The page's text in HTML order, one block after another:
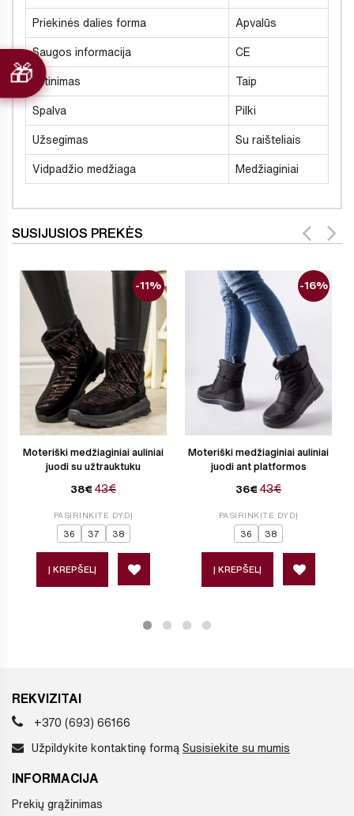
Priekinės dalies forma Apvalūs
Saugos informacija CE
Šiltinimas Taip
Spalva Pilki
Užsegimas Su raišteliais
Vidpadžio medžiaga Medžiaginiai
SUSIJUSIOS PREKĖS
Moteriški medžiaginiai auliniai
juodi su užtrauktuku
38€ 43€
-11%
PASIRINKITE DYDĮ
36 37 38
Į KREPŠELĮ
Moteriški medžiaginiai auliniai
juodi ant platformos
36€ 43€
-16%
PASIRINKITE DYDĮ
36 38
Į KREPŠELĮ
REKVIZITAI
+370 (693) 66166
Užpildykite kontaktinę formą Susisiekite su mumis
INFORMACIJA
Prekių grąžinimas